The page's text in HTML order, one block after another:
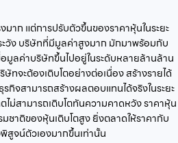
มาก แต่การปรับตัวขึ้นของราคาหุ้นในระยะ
วัง บริษัทที่มีมูลค่าสูงมาก มักมาพร้อมกับ
มูลค่าบริษัทขึ้นไปอยู่ในระดับหลายล้านล้าน
จะต้องเติบโตอย่างต่อเนื่อง สร้างรายได้
รกิจสามารถสร้างผลตอบแทนได้จริงในระยะ
ม่สามารถเติบโตทันความคาดหวัง ราคาหุ้น
ชาติของหุ้นเติบโตสูง ยิ่งตลาดให้ราคากับ
สูจน์ตัวเองมากขึ้นเท่านั้น